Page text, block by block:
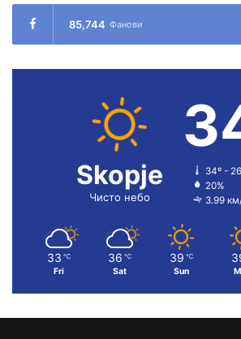
85,744 Фанови
Skopje
Чисто небо
34º -
20%
3.99
33 ℃
Fri
36 ℃
Sat
39 ℃
Sun